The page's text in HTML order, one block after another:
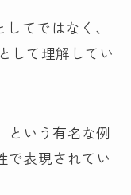
てではなく、
して理解してい
という有名な例
で表現されてい